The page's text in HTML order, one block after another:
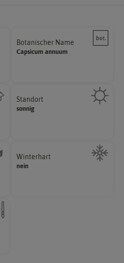
Botanischer Name
Capsicum annuum
Namen zur eindeutigen
Bestimmung der Pflanze.
Standort
sonnig
Pflanze? (schattig, halbschattig,
sonnig, vollsonnig)
Winterhart
nein
Probleme überwintern können.